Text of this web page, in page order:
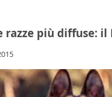
più diffuse: il